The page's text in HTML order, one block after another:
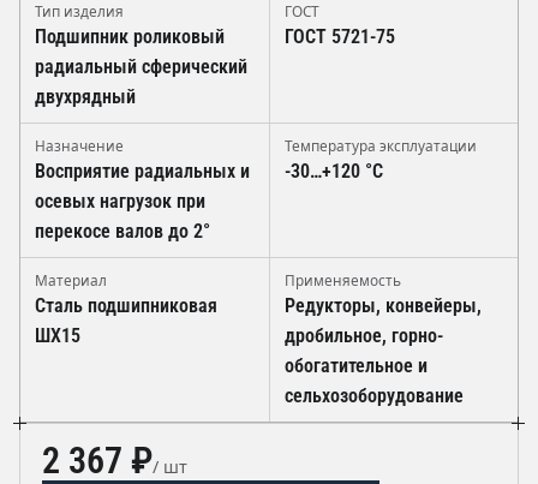
Тип изделия
Подшипник роликовый
радиальный сферический
двухрядный
ГОСТ
ГОСТ 5721-75
Назначение
Восприятие радиальных и
осевых нагрузок при
перекосе валов до 2°
Температура эксплуатации
-30…+120 °C
Материал
Сталь подшипниковая
ШХ15
Применяемость
Редукторы, конвейеры,
дробильное, горно-
обогатительное и
сельхозоборудование
2 367 ₽/ шт